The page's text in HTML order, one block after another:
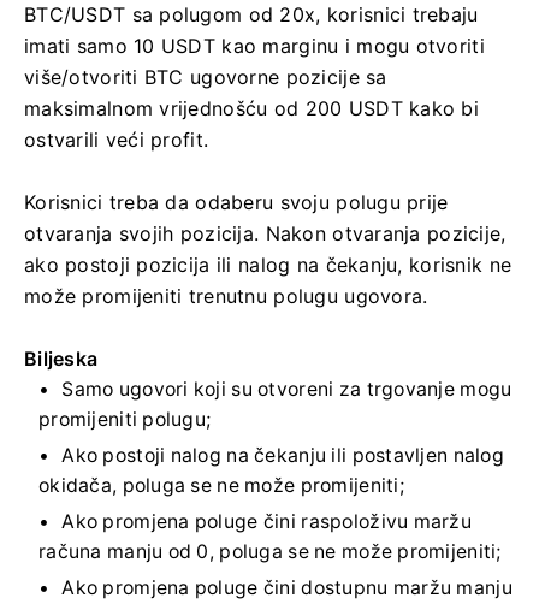
BTC/USDT sa polugom od 20x, korisnici trebaju
imati samo 10 USDT kao marginu i mogu otvoriti
više/otvoriti BTC ugovorne pozicije sa
maksimalnom vrijednošću od 200 USDT kako bi
ostvarili veći profit.
Korisnici treba da odaberu svoju polugu prije
otvaranja svojih pozicija. Nakon otvaranja pozicije,
ako postoji pozicija ili nalog na čekanju, korisnik ne
može promijeniti trenutnu polugu ugovora.
Biljeska
Samo ugovori koji su otvoreni za trgovanje mogu
promijeniti polugu;
Ako postoji nalog na čekanju ili postavljen nalog
okidača, poluga se ne može promijeniti;
Ako promjena poluge čini raspoloživu maržu
računa manju od 0, poluga se ne može promijeniti;
Ako promjena poluge čini dostupnu maržu manju